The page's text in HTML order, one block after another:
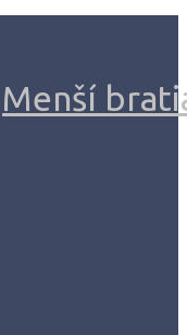
Menší